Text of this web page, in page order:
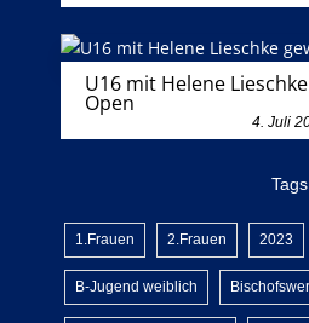
U16 mit Helene
Open
4. Juli
Tags
1.Frauen 2.Frauen 2023
B-Jugend weiblich